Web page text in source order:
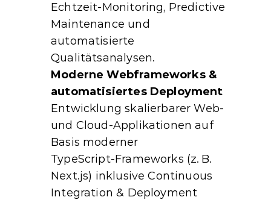
Echtzeit‑Monitoring, Predictive
Maintenance und
automatisierte
Qualitätsanalysen.
Moderne Webframeworks &
automatisiertes Deployment
Entwicklung skalierbarer Web‑
und Cloud‑Applikationen auf
Basis moderner
TypeScript‑Frameworks (z. B.
Next.js) inklusive Continuous
Integration & Deployment